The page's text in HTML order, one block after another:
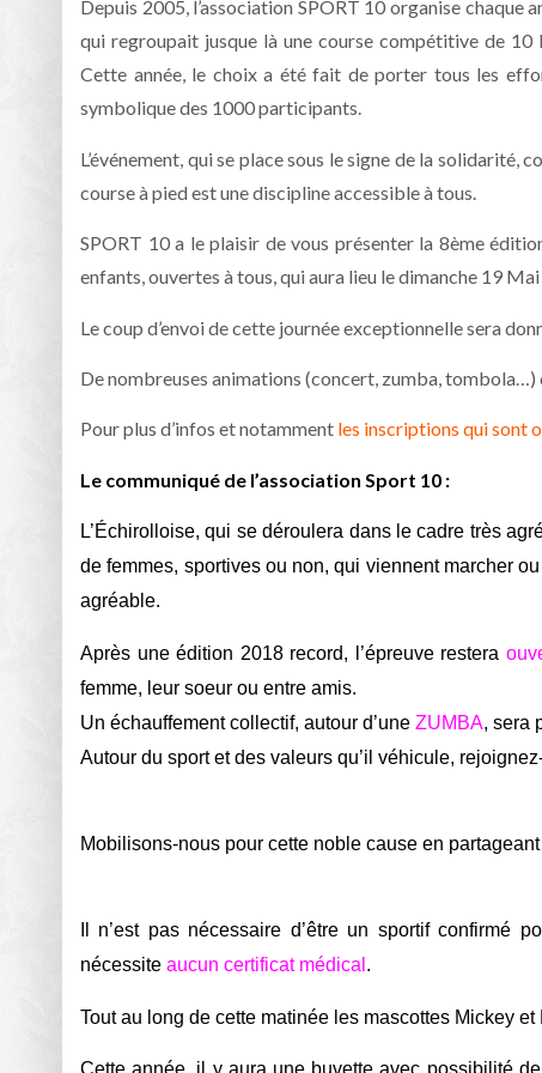
Depuis 2005, l’association SPORT 10 organise chaque
qui regroupait jusque là une course compétitive de 10
Cette année, le choix a été fait de porter tous les
symbolique des 1000 participants.
L’événement, qui se place sous le signe de la
course à pied est une discipline accessible à tous.
SPORT 10 a le plaisir de vous présenter la 8ème
enfants, ouvertes à tous, qui aura lieu le dimanche 19
Le coup d’envoi de cette journée exceptionnelle sera
De nombreuses animations (concert, zumba, tombola…)
Pour plus d’infos et notamment les inscriptions qui sont
Le communiqué de l’association Sport 10 :
L’Échirolloise, qui se déroulera dans le cadre très
de femmes, sportives ou non, qui viennent marcher
agréable.
Après une édition 2018 record, l’épreuve restera
femme, leur soeur ou entre amis.
Un échauffement collectif, autour d’une ZUMBA, sera
Autour du sport et des valeurs qu’il véhicule,
Mobilisons-nous pour cette noble cause en
Il n’est pas nécessaire d’être un sportif confirmé
nécessite aucun certificat médical .
Tout au long de cette matinée les mascottes Mickey
Cette année, il y aura une buvette avec possibilité